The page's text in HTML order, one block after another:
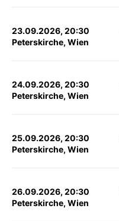
23.09.2026, 20:30
Peterskirche, Wien
24.09.2026, 20:30
Peterskirche, Wien
25.09.2026, 20:30
Peterskirche, Wien
26.09.2026, 20:30
Peterskirche, Wien